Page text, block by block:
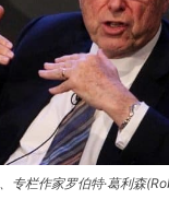
专栏作家罗伯特·葛利森